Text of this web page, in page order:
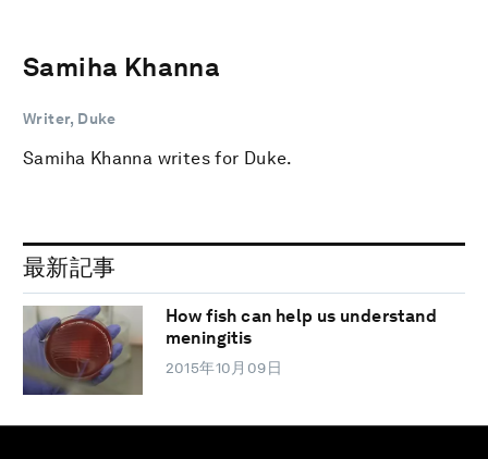
Samiha Khanna
Writer, Duke
Samiha Khanna writes for Duke.
最新記事
How fish can help us understand
meningitis
2015年10月09日